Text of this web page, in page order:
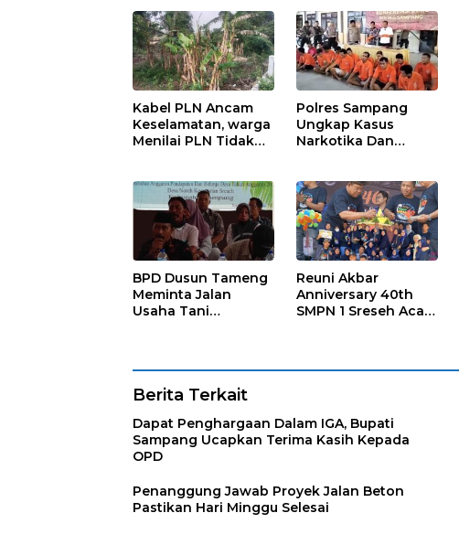
Kabel PLN Ancam
Keselamatan, warga
Menilai PLN Tidak
Polres Sampang
Ungkap Kasus
Narkotika Dan
BPD Dusun Tameng
Meminta Jalan
Usaha Tani
Reuni Akbar
Anniversary 40th
SMPN 1 Sreseh Acara
Berita Terkait
Dapat Penghargaan Dalam IGA, Bupati
Sampang Ucapkan Terima Kasih Kepada
OPD
Penanggung Jawab Proyek Jalan Beton
Pastikan Hari Minggu Selesai